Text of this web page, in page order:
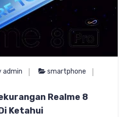
admin
smartphone
Realme 8
Ketahui